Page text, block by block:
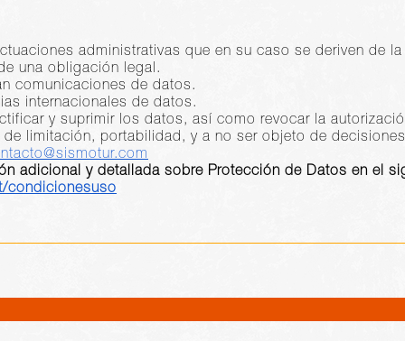
administrativas que en su caso se deriven de
una obligación legal.
comunicaciones de datos.
internacionales de datos.
y suprimir los datos, así como revocar la
limitación, portabilidad, y a no ser objeto de
adicional y detallada sobre Protección de Datos en el
condicionesuso